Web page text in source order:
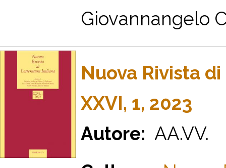
Giovannangelo
Nuova Rivista
XXVI, 1, 2023
Autore: AA.VV.